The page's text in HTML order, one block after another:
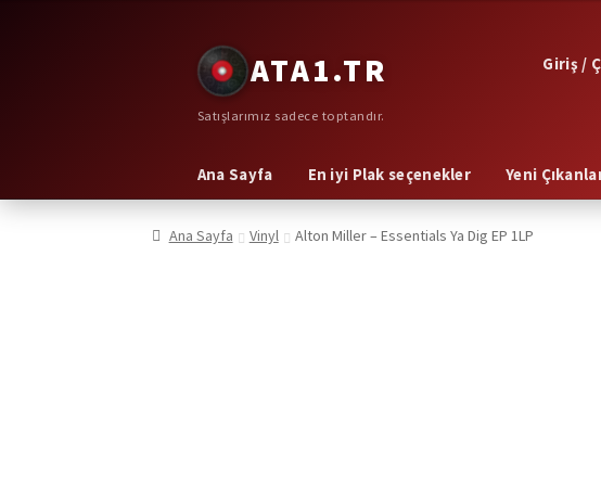
Dolaşıma
geç
İçeriğe
geç
ATA1.TR
Satışlarımız sadece toptandır.
Giriş /
Ana Sayfa En iyi Plak seçenekler Yeni
Ana Sayfa Vinyl Alton Miller – Essentials Ya Dig EP 1LP